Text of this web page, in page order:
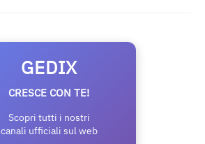
GEDIX
CRESCE CON TE!
Scopri tutti i nostri
canali ufficiali sul web